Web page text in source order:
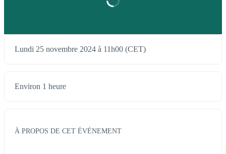
Lundi 25 novembre 2024 à 11h00 (CET)
Environ 1 heure
À PROPOS DE CET ÉVÉNEMENT